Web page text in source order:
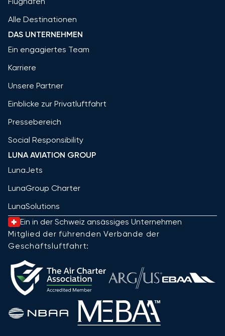
Alle Destinationen
DAS UNTERNEHMEN
Ein engagiertes Team
Karriere
Unsere Partner
Einblicke zur Privatluftfahrt
Pressebereich
Social Responsibility
LUNA AVIATION GROUP
LunaJets
LunaGroup Charter
LunaSolutions
Ein in der Schweiz ansässiges Unternehmen
Mitglied der führenden Verbände der
Geschäftsluftfahrt: